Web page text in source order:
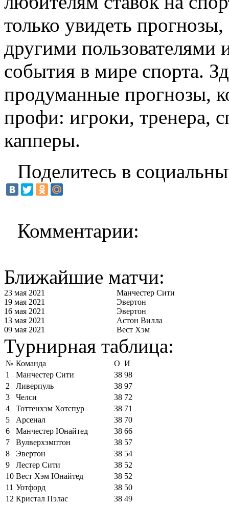
только увидеть
другими пользователями
события в мире спорта.
продуманные прогнозы,
профи: игроки, тренера,
капперы.
Поделитесь в
Комментарии:
Ближайшие матчи:
23 мая 2021
Манчестер Сити
19 мая 2021
Эвертон
16 мая 2021
Эвертон
13 мая 2021
Астон Вилла
09 мая 2021
Вест Хэм
Турнирная таблица:
№ Команда О И
1
Манчестер Сити 38 98
2
Ливерпуль 38 97
3
Челси 38 72
4
Тоттенхэм Хотспур 38 71
5
Арсенал 38 70
6
Манчестер Юнайтед 38 66
7
Вулверхэмптон 38 57
8
Эвертон 38 54
9
Лестер Сити 38 52
10 Вест Хэм Юнайтед 38 52
11 Уотфорд 38 50
12 Кристал Пэлас 38 49